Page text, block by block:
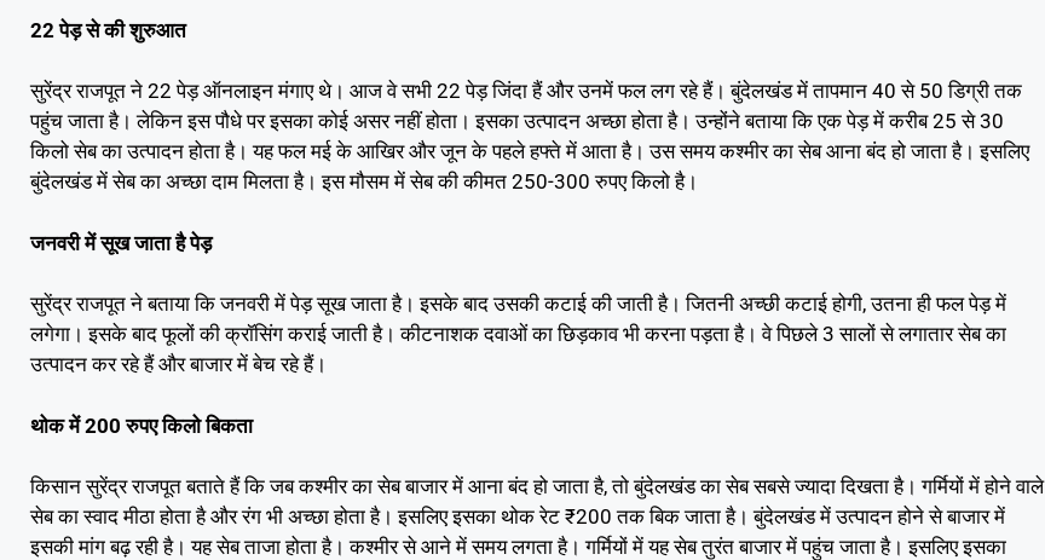
22 पेड़ से की शुरुआत
सुरेंद्र राजपूत ने 22 पेड़ ऑनलाइन मंगाए थे। आज वे सभी 22 पेड़ जिंदा हैं और उनमें फल लग रहे हैं। बुंदेलखंड में तापमान 40 से 50 डिग्री तक
पहुंच जाता है। लेकिन इस पौधे पर इसका कोई असर नहीं होता। इसका उत्पादन अच्छा होता है। उन्होंने बताया कि एक पेड़ में करीब 25 से 30
किलो सेब का उत्पादन होता है। यह फल मई के आखिर और जून के पहले हफ्ते में आता है। उस समय कश्मीर का सेब आना बंद हो जाता है। इसलिए
बुंदेलखंड में सेब का अच्छा दाम मिलता है। इस मौसम में सेब की कीमत 250-300 रुपए किलो है।
जनवरी में सूख जाता है पेड़
सुरेंद्र राजपूत ने बताया कि जनवरी में पेड़ सूख जाता है। इसके बाद उसकी कटाई की जाती है। जितनी अच्छी कटाई होगी, उतना ही फल पेड़ में
लगेगा। इसके बाद फूलों की क्रॉसिंग कराई जाती है। कीटनाशक दवाओं का छिड़काव भी करना पड़ता है। वे पिछले 3 सालों से लगातार सेब का
उत्पादन कर रहे हैं और बाजार में बेच रहे हैं।
थोक में 200 रुपए किलो बिकता
किसान सुरेंद्र राजपूत बताते हैं कि जब कश्मीर का सेब बाजार में आना बंद हो जाता है, तो बुंदेलखंड का सेब सबसे ज्यादा दिखता है। गर्मियों में होने वाले
सेब का स्वाद मीठा होता है और रंग भी अच्छा होता है। इसलिए इसका थोक रेट ₹200 तक बिक जाता है। बुंदेलखंड में उत्पादन होने से बाजार में
इसकी मांग बढ़ रही है। यह सेब ताजा होता है। कश्मीर से आने में समय लगता है। गर्मियों में यह सेब तुरंत बाजार में पहुंच जाता है। इसलिए इसका